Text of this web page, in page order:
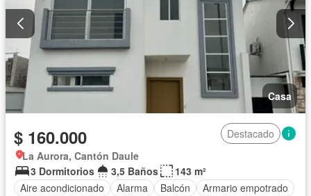
Casa
$ 160.000
Destacado
La Aurora, Cantón Daule
3 Dormitorios
3,5 Baños
143 m²
Aire acondicionado
Alarma Balcón
Armario empotrado